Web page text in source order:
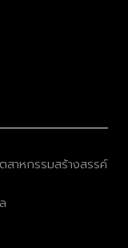
าหกรรมสร้างสรรค์